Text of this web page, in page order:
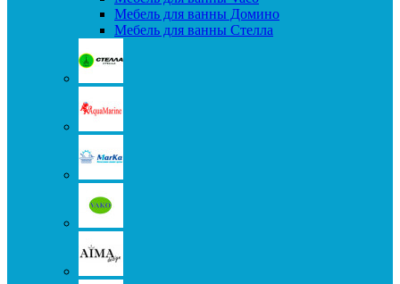
Мебель для ванны Домино
Мебель для ванны Стелла